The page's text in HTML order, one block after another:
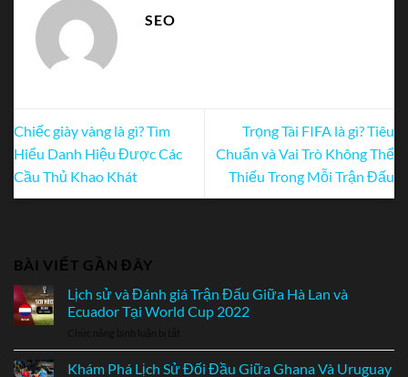
SEO
Chiếc giày vàng là gì? Tìm
Hiểu Danh Hiệu Được Các
Cầu Thủ Khao Khát
Trọng Tài FIFA là gì? Tiêu
Chuẩn và Vai Trò Không Thể
Thiếu Trong Mỗi Trận Đấu
BÀI VIẾT GẦN ĐÂY
Lịch sử và Đánh giá Trận Đấu Giữa Hà Lan và
Ecuador Tại World Cup 2022
Lịch
sử
Khám Phá Lịch Sử Đối Đầu Giữa Ghana Và Uruguay